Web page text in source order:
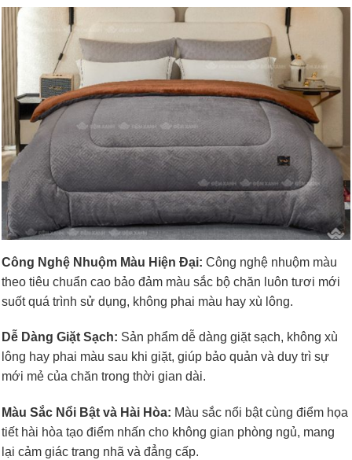
Công Nghệ Nhuộm Màu Hiện Đại: Công nghệ nhuộm màu
theo tiêu chuẩn cao bảo đảm màu sắc bộ chăn luôn tươi mới
suốt quá trình sử dụng, không phai màu hay xù lông.
Dễ Dàng Giặt Sạch: Sản phẩm dễ dàng giặt sạch, không xù
lông hay phai màu sau khi giặt, giúp bảo quản và duy trì sự
mới mẻ của chăn trong thời gian dài.
Màu Sắc Nổi Bật và Hài Hòa: Màu sắc nổi bật cùng điểm họa
tiết hài hòa tạo điểm nhấn cho không gian phòng ngủ, mang
lại cảm giác trang nhã và đẳng cấp.